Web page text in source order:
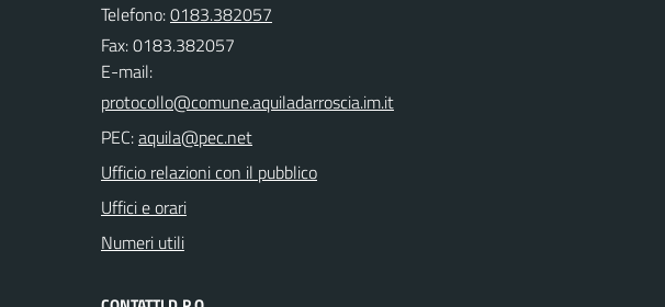
Telefono:0183.382057
Fax: 0183.382057
E-mail:
PEC:
Ufficio relazioni con il pubblico
Uffici e orari
Numeri utili